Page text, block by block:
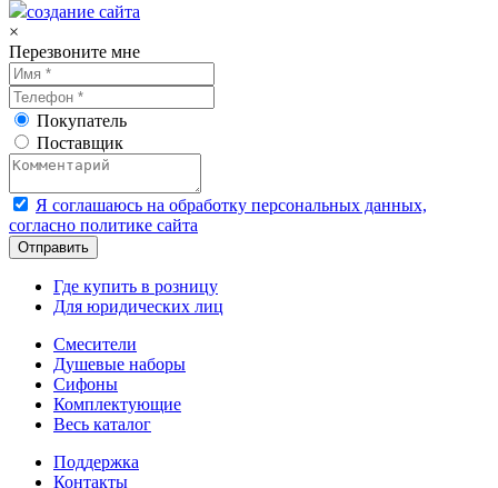
создание сайта
×
Перезвоните мне
Покупатель
Поставщик
Я соглашаюсь на обработку персональных данных,
согласно политике сайта
Где купить в розницу
Для юридических лиц
Смесители
Душевые наборы
Сифоны
Комплектующие
Весь каталог
Поддержка
Контакты